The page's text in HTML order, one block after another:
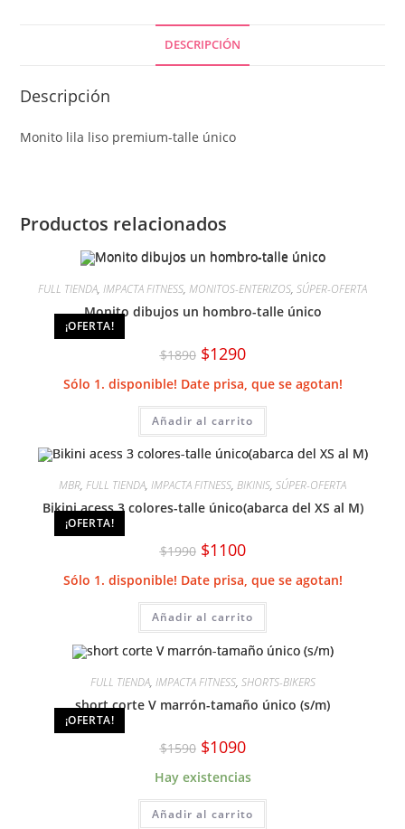
DESCRIPCIÓN
Descripción
Monito lila liso premium-talle único
Productos relacionados
¡OFERTA!
FULL TIENDA, IMPACTA FITNESS, MONITOS-ENTERIZOS, SÚPER-OFERTA
Monito dibujos un hombro-talle único
$1890 El
precio
original
era:
$1290El
precio
es:
Sólo 1. disponible! Date prisa, que se agotan!
Añadir al carrito
¡OFERTA!
MBR, FULL TIENDA, IMPACTA FITNESS, BIKINIS, SÚPER-OFERTA
Bikini acess 3 colores-talle único(abarca del XS al M)
$1990 El
precio
original
era:
$1100El
precio
es:
Sólo 1. disponible! Date prisa, que se agotan!
Añadir al carrito
¡OFERTA!
FULL TIENDA, IMPACTA FITNESS, SHORTS-BIKERS
short corte V marrón-tamaño único (s/m)
$1590 El
precio
original
era:
$1090El
precio
es:
Hay existencias
Añadir al carrito